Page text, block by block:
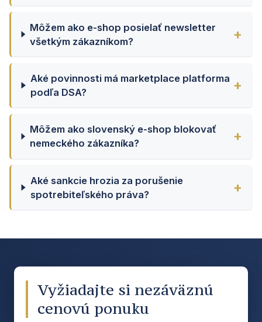
Môžem ako e-shop posielať newsletter
všetkým zákazníkom?
Aké povinnosti má marketplace platforma
podľa DSA?
Môžem ako slovenský e-shop blokovať
nemeckého zákazníka?
Aké sankcie hrozia za porušenie
spotrebiteľského práva?
Vyžiadajte si nezáväznú
cenovú ponuku